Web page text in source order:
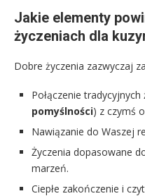
Jakie elementy
życzeniach dla
Dobre życzenia zazwyczaj
Połączenie
pomyślności) z czymś
Nawiązanie do Waszej
Życzenia dopasowane
marzeń.
Ciepłe zakończenie i